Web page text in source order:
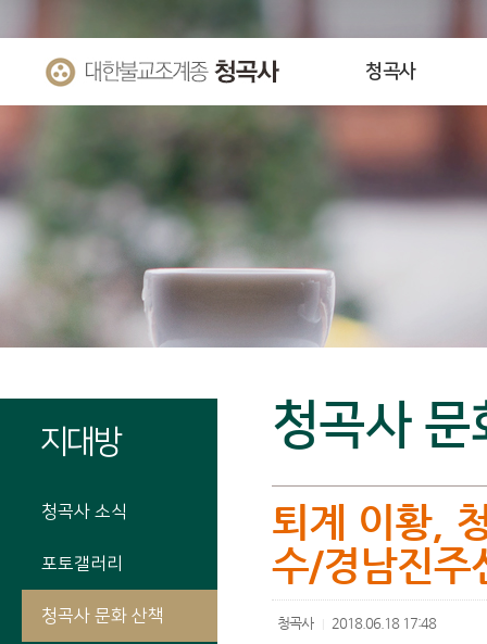
청곡사
지대방
청곡사 소식
포토갤러리
청곡사 문화 산책
청곡사 문
퇴계 이황,
수/경남진주
청곡사 2018.06.18 17:48